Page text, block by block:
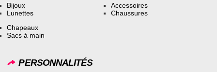
Bijoux
Lunettes
Accessoires
Chaussures
Chapeaux
Sacs à main
PERSONNALITÉS